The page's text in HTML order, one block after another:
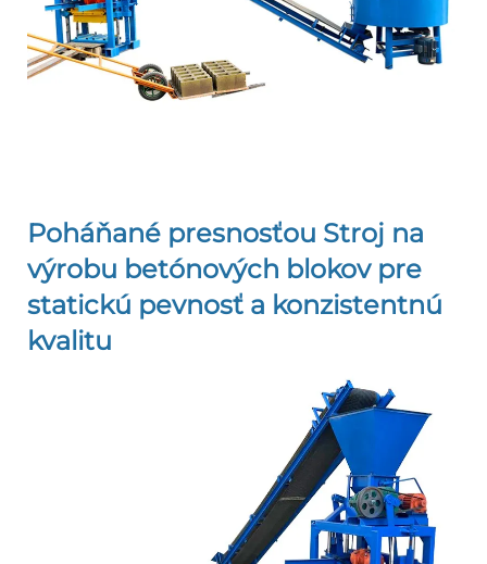
Poháňané presnosťou Stroj na
výrobu betónových blokov pre
statickú pevnosť a konzistentnú
kvalitu